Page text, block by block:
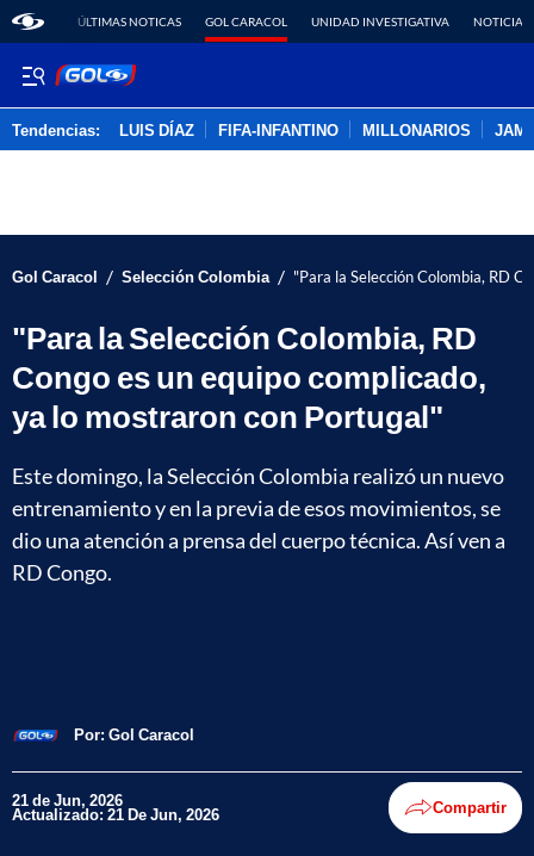
ÚLTIMAS NOTICAS GOL CARACOL UNIDAD INVESTIGATIVA NOTICIAS
Tendencias: LUIS DÍAZ FIFA-INFANTINO MILLONARIOS
Gol Caracol / Selección Colombia / "Para la Selección Colombia, RD
"Para la Selección Colombia, RD
Congo es un equipo complicado,
ya lo mostraron con Portugal"
Este domingo, la Selección Colombia realizó un nuevo
entrenamiento y en la previa de esos movimientos, se
dio una atención a prensa del cuerpo técnica. Así ven a
RD Congo.
Por: Gol Caracol
21 de Jun, 2026
Actualizado: 21 De Jun, 2026 Compartir